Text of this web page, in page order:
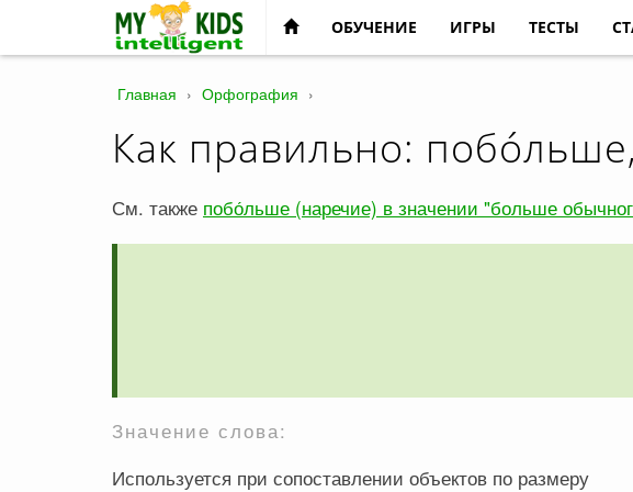
ОБУЧЕНИЕ ИГРЫ ТЕСТЫ
Главная › Орфография ›
Как правильно:
См. также побо́льше (наречие) в значении "больше
Значение слова:
Используется при сопоставлении объектов по размеру